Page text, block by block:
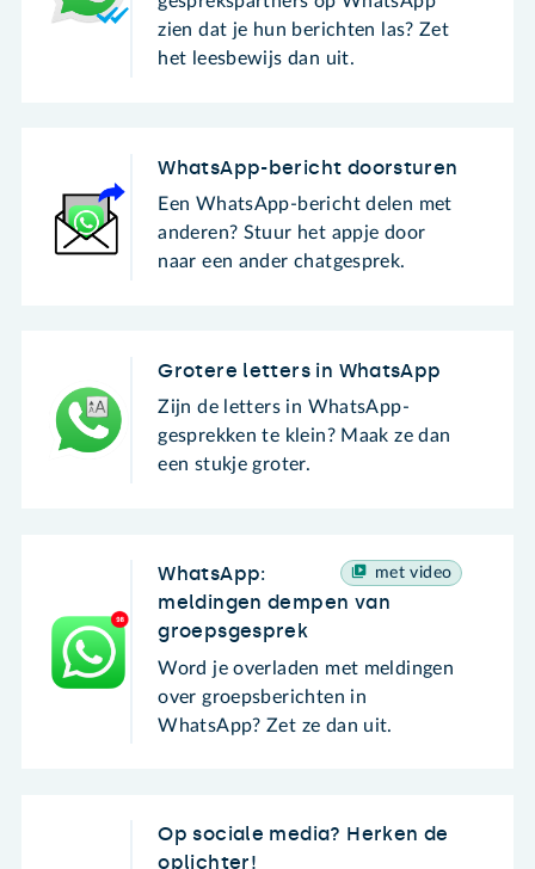
zien dat je hun berichten las? Zet
het leesbewijs dan uit.
WhatsApp-bericht doorsturen
Een WhatsApp-bericht delen met
anderen? Stuur het appje door
naar een ander chatgesprek.
Grotere letters in WhatsApp
Zijn de letters in WhatsApp-
gesprekken te klein? Maak ze dan
een stukje groter.
met video
WhatsApp:
meldingen dempen van
groepsgesprek
Word je overladen met meldingen
over groepsberichten in
WhatsApp? Zet ze dan uit.
Op sociale media? Herken de
oplichter!